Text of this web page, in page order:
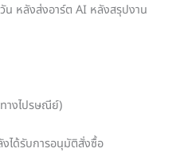
น หลังส่งอาร์ต AI หลังสรุปงาน
างไปรษณีย์)
ได้รับการอนุมัติสั่งซื้อ